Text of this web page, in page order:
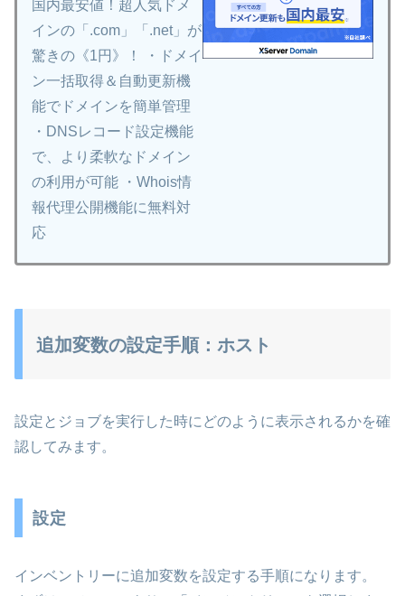
国内最安値！超人気ドメ
インの「.com」「.net」が
驚きの《1円》！ ・ドメイ
ン一括取得＆自動更新機
能でドメインを簡単管理
・DNSレコード設定機能
で、より柔軟なドメイン
の利用が可能 ・Whois情
報代理公開機能に無料対
応
追加変数の設定手順：ホスト
設定とジョブを実行した時にどのように表示されるかを確
認してみます。
設定
インベントリーに追加変数を設定する手順になります。